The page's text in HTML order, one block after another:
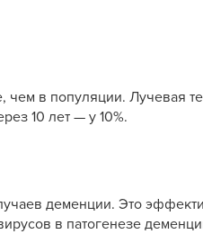
в популяции. Лучевая
10 лет — у 10%.
деменции. Это
в патогенезе